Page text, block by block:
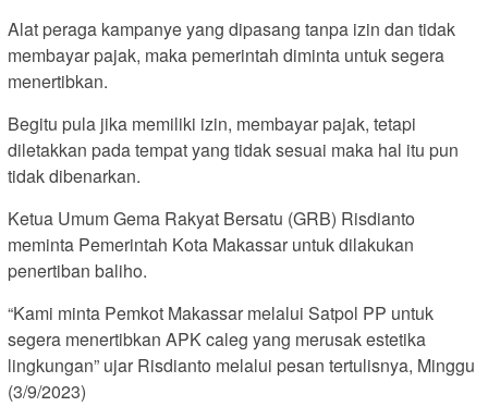
Alat peraga kampanye yang dipasang tanpa izin dan tidak
membayar pajak, maka pemerintah diminta untuk segera
menertibkan.
Begitu pula jika memiliki izin, membayar pajak, tetapi
diletakkan pada tempat yang tidak sesuai maka hal itu pun
tidak dibenarkan.
Ketua Umum Gema Rakyat Bersatu (GRB) Risdianto
meminta Pemerintah Kota Makassar untuk dilakukan
penertiban baliho.
“Kami minta Pemkot Makassar melalui Satpol PP untuk
segera menertibkan APK caleg yang merusak estetika
lingkungan” ujar Risdianto melalui pesan tertulisnya, Minggu
(3/9/2023)